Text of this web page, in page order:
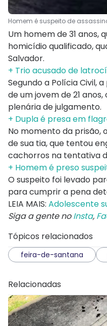
Homem é suspeito de
Um homem de 31
homicídio qualificado,
Salvador.
+ Trio acusado de
Segundo a Polícia Civil,
de um jovem de 21
plenária de julgamento.
+ Dupla é presa em
No momento da prisão,
de sua tia, que tentou
cachorros na tentativa
+ Homem é preso
O suspeito foi levado
para cumprir a pena
LEIA MAIS: Adolescente
Siga a gente noInsta,
Tópicos relacionados
feira-de-santana
Relacionadas